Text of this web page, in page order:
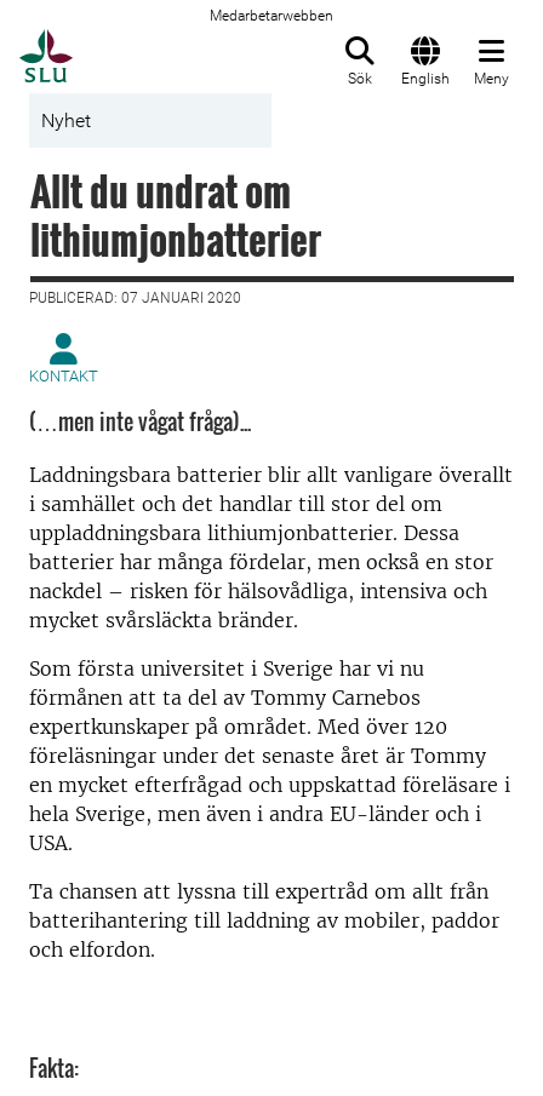
Medarbetarwebben
Sök English Meny
Nyhet
Allt du undrat om
lithiumjonbatterier
PUBLICERAD: 07 JANUARI 2020
KONTAKT
(…men inte vågat fråga)...
Laddningsbara batterier blir allt vanligare överallt
i samhället och det handlar till stor del om
uppladdningsbara lithiumjonbatterier. Dessa
batterier har många fördelar, men också en stor
nackdel – risken för hälsovådliga, intensiva och
mycket svårsläckta bränder.
Som första universitet i Sverige har vi nu
förmånen att ta del av Tommy Carnebos
expertkunskaper på området. Med över 120
föreläsningar under det senaste året är Tommy
en mycket efterfrågad och uppskattad föreläsare i
hela Sverige, men även i andra EU-länder och i
USA.
Ta chansen att lyssna till expertråd om allt från
batterihantering till laddning av mobiler, paddor
och elfordon.
Fakta: